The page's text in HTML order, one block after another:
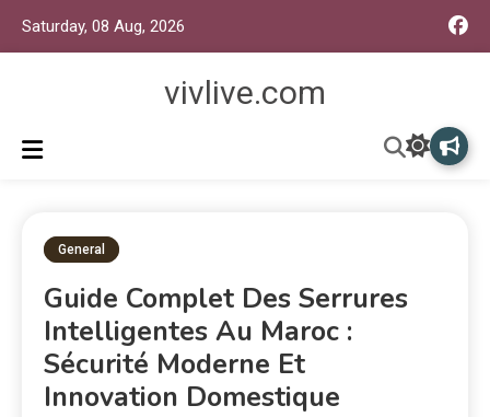
Saturday, 08 Aug, 2026
vivlive.com
General
Guide Complet Des Serrures
Intelligentes Au Maroc :
Sécurité Moderne Et
Innovation Domestique